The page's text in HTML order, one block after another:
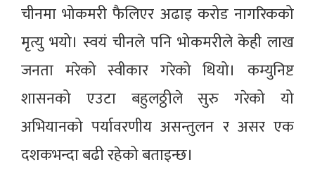
चीनमा भोकमरी फैलिएर अढाइ करोड नागरिकको
मृत्यु भयो। स्वयं चीनले पनि भोकमरीले केही लाख
जनता मरेको स्वीकार गरेको थियो। कम्युनिष्ट
शासनको एउटा बहुलठ्ठीले सुरु गरेको यो
अभियानको पर्यावरणीय असन्तुलन र असर एक
दशकभन्दा बढी रहेको बताइन्छ।